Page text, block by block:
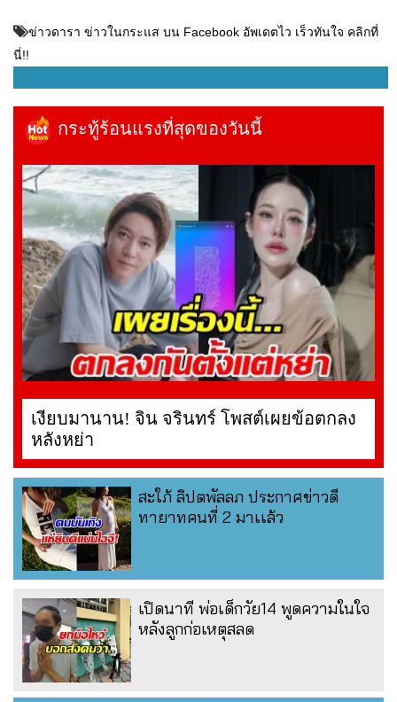
ข่าวดารา ข่าวในกระแส บน Facebook อัพเดตไว เร็วทันใจ คลิกที่
นี่!!
กระทู้ร้อนแรงที่สุดของวันนี้
เงียบมานาน! จิน จรินทร์ โพสต์เผยข้อตกลง
หลังหย่า
สะใภ้ ลิปตพัลลภ ประกาศข่าวดี
ทายาทคนที่ 2 มาเเล้ว
เปิดนาที พ่อเด็กวัย14 พูดความในใจ
หลังลูกก่อเหตุสลด